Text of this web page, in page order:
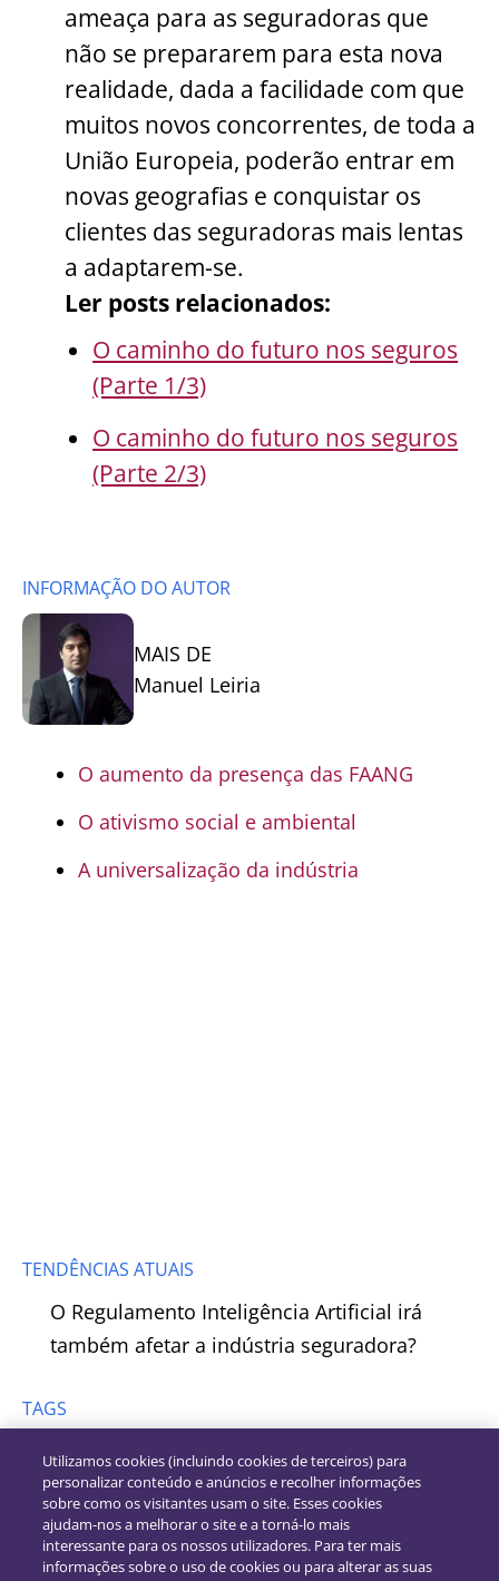
ameaça para as seguradoras que
não se prepararem para esta nova
realidade, dada a facilidade com que
muitos novos concorrentes, de toda a
União Europeia, poderão entrar em
novas geografias e conquistar os
clientes das seguradoras mais lentas
a adaptarem-se.
Ler posts relacionados:
O caminho do futuro nos seguros
(Parte 1/3)
O caminho do futuro nos seguros
(Parte 2/3)
INFORMAÇÃO DO AUTOR
MAIS DE
Manuel Leiria
O aumento da presença das FAANG
O ativismo social e ambiental
A universalização da indústria
TENDÊNCIAS ATUAIS
O Regulamento Inteligência Artificial irá
também afetar a indústria seguradora?
TAGS
Utilizamos cookies (incluindo cookies de terceiros) para
personalizar conteúdo e anúncios e recolher informações
sobre como os visitantes usam o site. Esses cookies
ajudam-nos a melhorar o site e a torná-lo mais
interessante para os nossos utilizadores. Para ter mais
informações sobre o uso de cookies ou para alterar as suas